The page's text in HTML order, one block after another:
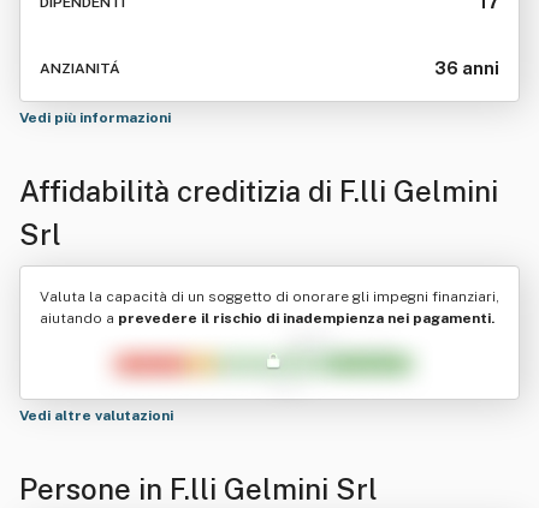
ANZIANITÁ 36 anni
Vedi più informazioni
Affidabilità creditizia di F.lli Gelmini
Srl
Valuta la capacità di un soggetto di onorare gli impegni finanziari,
aiutando a prevedere il rischio di inadempienza nei pagamenti.
Vedi altre valutazioni
Persone in F.lli Gelmini Srl